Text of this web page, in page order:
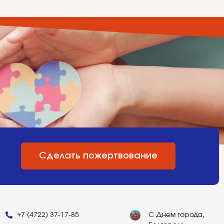
Сделать пожертвование
+7 (4722) 37-17-85
С Днем города,